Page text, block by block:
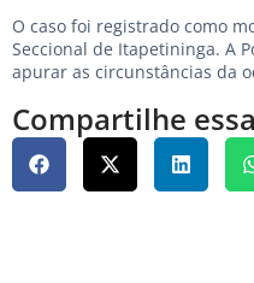
O caso foi registrado como
Seccional de Itapetininga. A
apurar as circunstâncias da
Compartilhe